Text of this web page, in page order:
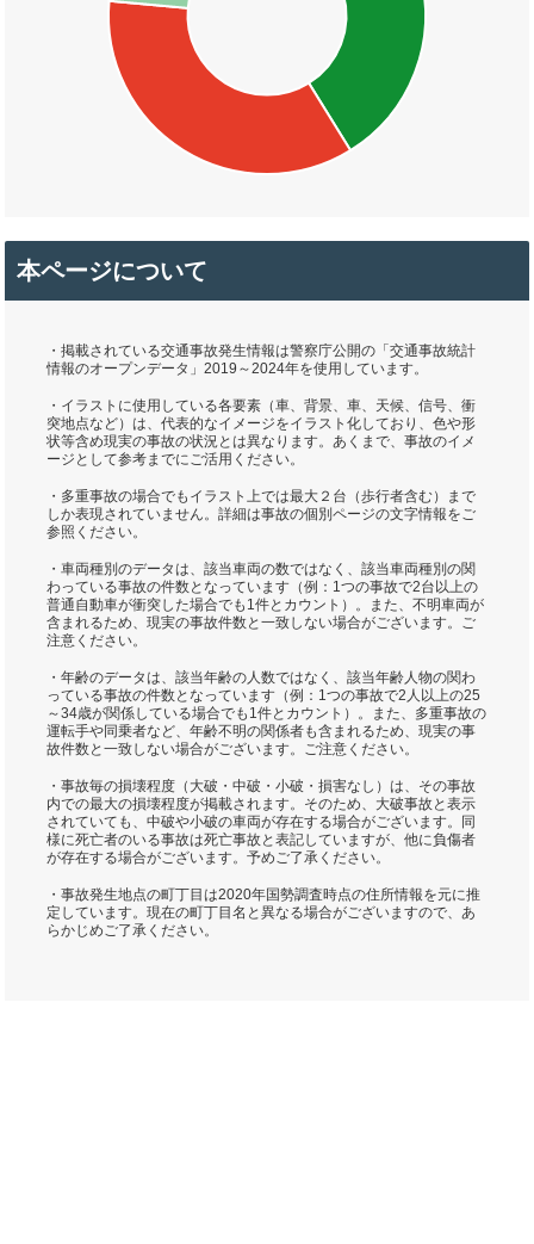
本ページについて
・掲載されている交通事故発生情報は警察庁公開の「交通事故統計
情報のオープンデータ」2019～2024年を使用しています。
・イラストに使用している各要素（車、背景、車、天候、信号、衝
突地点など）は、代表的なイメージをイラスト化しており、色や形
状等含め現実の事故の状況とは異なります。あくまで、事故のイメ
ージとして参考までにご活用ください。
・多重事故の場合でもイラスト上では最大２台（歩行者含む）まで
しか表現されていません。詳細は事故の個別ページの文字情報をご
参照ください。
・車両種別のデータは、該当車両の数ではなく、該当車両種別の関
わっている事故の件数となっています（例：1つの事故で2台以上の
普通自動車が衝突した場合でも1件とカウント）。また、不明車両が
含まれるため、現実の事故件数と一致しない場合がございます。ご
注意ください。
・年齢のデータは、該当年齢の人数ではなく、該当年齢人物の関わ
っている事故の件数となっています（例：1つの事故で2人以上の25
～34歳が関係している場合でも1件とカウント）。また、多重事故の
運転手や同乗者など、年齢不明の関係者も含まれるため、現実の事
故件数と一致しない場合がございます。ご注意ください。
・事故毎の損壊程度（大破・中破・小破・損害なし）は、その事故
内での最大の損壊程度が掲載されます。そのため、大破事故と表示
されていても、中破や小破の車両が存在する場合がございます。同
様に死亡者のいる事故は死亡事故と表記していますが、他に負傷者
が存在する場合がございます。予めご了承ください。
・事故発生地点の町丁目は2020年国勢調査時点の住所情報を元に推
定しています。現在の町丁目名と異なる場合がございますので、あ
らかじめご了承ください。